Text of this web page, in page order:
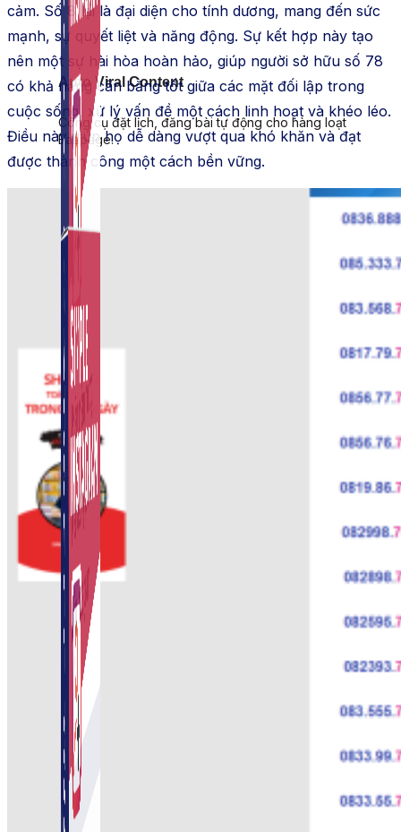
Auto Viral Content
Công cụ đặt lịch, đăng bài tự động cho hàng loạt
Fanpage.
cảm. Số 8 lại là đại diện cho tính dương, mang đến sức
mạnh, sự quyết liệt và năng động. Sự kết hợp này tạo
nên một sự hài hòa hoàn hảo, giúp người sở hữu số 78
có khả năng cân bằng tốt giữa các mặt đối lập trong
cuộc sống, xử lý vấn đề một cách linh hoạt và khéo léo.
Điều này giúp họ dễ dàng vượt qua khó khăn và đạt
được thành công một cách bền vững.